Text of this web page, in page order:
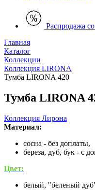
Распродажа
Главная
Каталог
Коллекции
Коллекция LIRONA
Тумба LIRONA 420
Тумба LIRONA
Коллекция Лирона
Материал:
сосна - без доплаты,
береза, дуб, бук - с
Цвет:
белый, "беленый